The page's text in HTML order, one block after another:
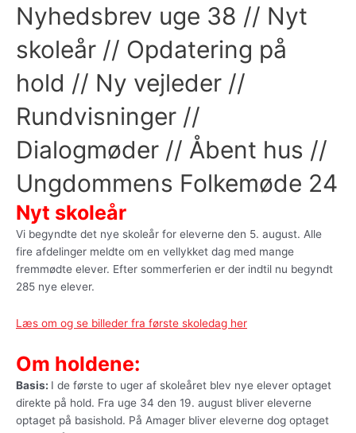
Nyhedsbrev uge 38 // Nyt
skoleår // Opdatering på
hold // Ny vejleder //
Rundvisninger //
Dialogmøder // Åbent hus //
Ungdommens Folkemøde 24
Nyt skoleår
Vi begyndte det nye skoleår for eleverne den 5. august. Alle
fire afdelinger meldte om en vellykket dag med mange
fremmødte elever. Efter sommerferien er der indtil nu begyndt
285 nye elever.
Læs om og se billeder fra første skoledag her
Om holdene:
Basis: I de første to uger af skoleåret blev nye elever optaget
direkte på hold. Fra uge 34 den 19. august bliver eleverne
optaget på basishold. På Amager bliver eleverne dog optaget